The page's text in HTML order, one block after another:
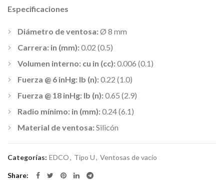
Especificaciones
Diámetro de ventosa:Ø 8 mm
Carrera: in (mm):0.02 (0.5)
Volumen interno: cu in (cc):0.006 (0.1)
Fuerza @ 6 inHg: lb (n):0.22 (1.0)
Fuerza @ 18 inHg: lb (n):0.65 (2.9)
Radio mínimo: in (mm):0.24 (6.1)
Material de ventosa:Silicón
Categorías: EDCO, Tipo U, Ventosas de vacío
Share